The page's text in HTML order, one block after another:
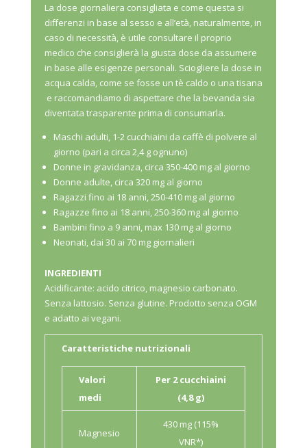
La dose giornaliera consigliata e come questa si
differenzi in base al sesso e all’età, naturalmente, in
caso di necessità, è utile consultare il proprio
medico che consiglierà la giusta dose da assumere
in base alle esigenze personali. Sciogliere la dose in
acqua calda, come se fosse un tè caldo o una tisana
e raccomandiamo di aspettare che la bevanda sia
diventata trasparente prima di consumarla.
Maschi adulti, 1-2 cucchiaini da caffè di polvere al
giorno (pari a circa 2,4 g ognuno)
Donne in gravidanza, circa 350-400 mg al giorno
Donne adulte, circa 320 mg al giorno
Ragazzi fino ai 18 anni, 250-410 mg al giorno
Ragazze fino ai 18 anni, 250-360 mg al giorno
Bambini fino a 9 anni, max 130 mg al giorno
Neonati, dai 30 ai 70 mg giornalieri
INGREDIENTI
Acidificante: acido citrico, magnesio carbonato.
Senza lattosio. Senza glutine. Prodotto senza OGM
e adatto ai vegani.
Caratteristiche nutrizionali
Valori
medi
Per 2 cucchiaini
(4,8 g)
Magnesio
430 mg (115%
VNR*)